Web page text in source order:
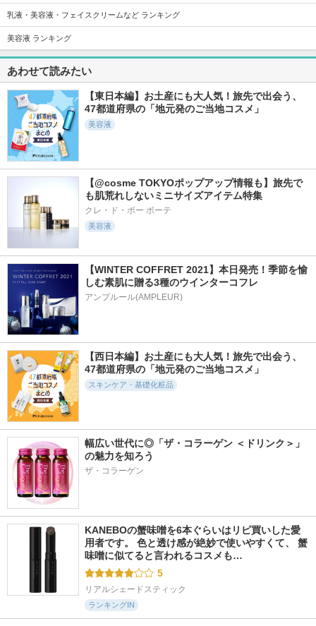
2939件
ホットクレンジング
ジェル
プライマーショット
スキンクリア クレ
グシトラスの香り
アテニア
5.6
セラム
ベネフィーク
5.6
811件
アテニア ミッドナ
5.3
アクアレーベル
5.6
1252件
ミノン アミノモイ
スト モイストチャ
ージ ミルク
ミノン
5.7
819件
ビトアス マイパー
フェクション Ⅰ しっ
とり
5.6
297件
薬用リセットオイル
イハダ
5.5
574件
Pure A Mask
Yunth
ビフェスタ ランコム
乳液・美容液・フェイスクリームなど ランキング
美容液 ランキング
あわせて読みたい
【東日本編】お土産にも大人気！旅先で出会う、
47都道府県の「地元発のご当地コスメ」
美容液
【@cosme TOKYOポップアップ情報も】旅先で
も肌荒れしないミニサイズアイテム特集
クレ・ド・ポー ボーテ
美容液
【WINTER COFFRET 2021】本日発売！季節を愉
しむ素肌に贈る3種のウインターコフレ
アンプルール(AMPLEUR)
【西日本編】お土産にも大人気！旅先で出会う、
47都道府県の「地元発のご当地コスメ」
スキンケア・基礎化粧品
幅広い世代に◎「ザ・コラーゲン ＜ドリンク＞」
の魅力を知ろう
ザ・コラーゲン
KANEBOの蟹味噌を6本ぐらいはリピ買いした愛
用者です。 色と透け感が絶妙で使いやすくて、 蟹
味噌に似てると言われるコスメも…
5
リアルシェードスティック
ランキングIN